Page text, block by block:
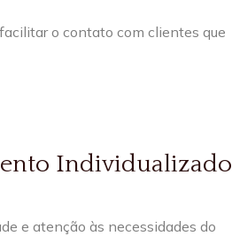
o contato com clientes que
Individualizado
e atenção às necessidades do